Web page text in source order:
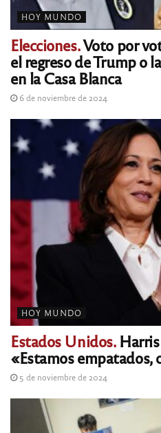
HOY MUNDO
Elecciones.Voto por
el regreso de Trump o
en la Casa Blanca
6 de noviembre de 2024
HOY MUNDO
Estados Unidos.Harris
«Estamos
5 de noviembre de 2024